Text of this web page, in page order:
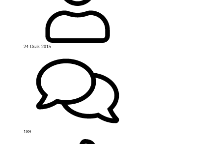
24 Ocak 2015
189